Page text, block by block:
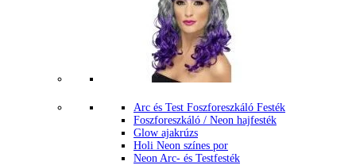
Arc és Test Foszforeszkáló Festék
Foszforeszkáló / Neon hajfesték
Glow ajakrúzs
Holi Neon színes por
Neon Arc- és Testfesték